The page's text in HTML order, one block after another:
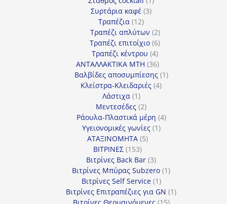
Συρτάρια καφέ 33
Τραπέζια 1212
προϊόντα
Τραπέζι απλύτων 22
προϊόντα
Τραπέζι επιτοίχιο 66
προϊόντα
Τραπέζι κέντρου 44
προϊόντα
ΑΝΤΑΛΛΑΚΤΙΚΑ MTH 3636
προϊόντα
Βαλβίδες αποσυμπίεσης 11
Κλείστρα-Κλειδαριές 44
Λάστιχα 11
προϊόν
Μεντεσέδες 22
προϊόντα
Ράουλα-Πλαστικά μέρη 44
Υγειονομικές γωνίες 11
ΑΤΑΞΙΝΟΜΗΤΑ 55
ΒΙΤΡΙΝΕΣ 153153
προϊόντα
Βιτρίνες Back Bar 33
προϊόντα
Βιτρίνες Mπύρας Subzero 11
Βιτρίνες Self Service 11
προϊόν
Βιτρίνες Επιτραπέζιες για GN 11
15